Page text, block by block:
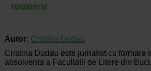
retainers/
Autor: Cristina Dudau
Cristina Dudau este jurnalist cu formare
absolventa a Facultatii de Litere din